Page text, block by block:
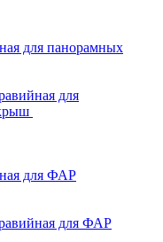
для панорамных
для
для ФАР
для ФАР